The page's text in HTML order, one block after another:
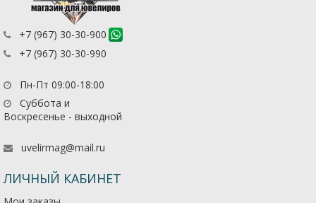
+7 (967) 30-30-900
+7 (967) 30-30-990
Пн-Пт 09:00-18:00
Суббота и
Воскресенье - выходной
uvelirmag@mail.ru
ЛИЧНЫЙ КАБИНЕТ